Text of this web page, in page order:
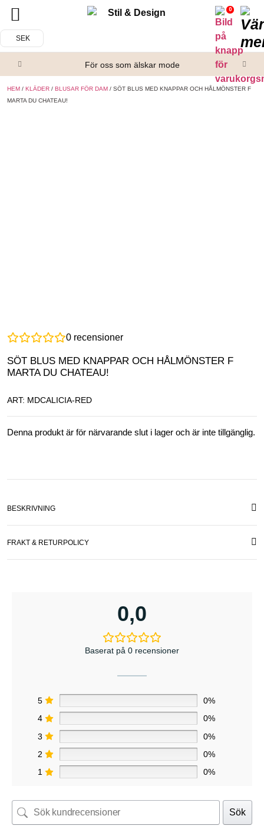
SEK
För oss som älskar mode
HEM / KLÄDER / BLUSAR FÖR DAM / SÖT BLUS MED KNAPPAR OCH HÅLMÖNSTER F
MARTA DU CHATEAU!
0 recensioner
SÖT BLUS MED KNAPPAR OCH HÅLMÖNSTER F
MARTA DU CHATEAU!
ART: MDCALICIA-RED
Denna produkt är för närvarande slut i lager och är inte tillgänglig.
BESKRIVNING
FRAKT & RETURPOLICY
0,0
Baserat på 0 recensioner
5
0%
4
0%
3
0%
2
0%
1
0%
Sök
0
Alla produkter
Underdelar
Om oss
Kontakta oss